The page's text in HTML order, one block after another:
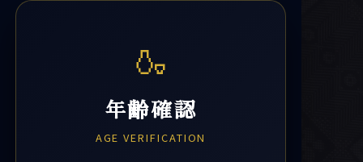
🍶
年齢確認
AGE VERIFICATION